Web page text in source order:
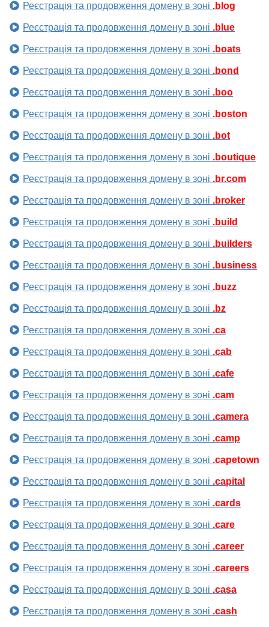
Реєстрація та продовження домену в зоні .blog
Реєстрація та продовження домену в зоні .blue
Реєстрація та продовження домену в зоні .boats
Реєстрація та продовження домену в зоні .bond
Реєстрація та продовження домену в зоні .boo
Реєстрація та продовження домену в зоні .boston
Реєстрація та продовження домену в зоні .bot
Реєстрація та продовження домену в зоні .boutique
Реєстрація та продовження домену в зоні .br.com
Реєстрація та продовження домену в зоні .broker
Реєстрація та продовження домену в зоні .build
Реєстрація та продовження домену в зоні .builders
Реєстрація та продовження домену в зоні .business
Реєстрація та продовження домену в зоні .buzz
Реєстрація та продовження домену в зоні .bz
Реєстрація та продовження домену в зоні .ca
Реєстрація та продовження домену в зоні .cab
Реєстрація та продовження домену в зоні .cafe
Реєстрація та продовження домену в зоні .cam
Реєстрація та продовження домену в зоні .camera
Реєстрація та продовження домену в зоні .camp
Реєстрація та продовження домену в зоні .capetown
Реєстрація та продовження домену в зоні .capital
Реєстрація та продовження домену в зоні .cards
Реєстрація та продовження домену в зоні .care
Реєстрація та продовження домену в зоні .career
Реєстрація та продовження домену в зоні .careers
Реєстрація та продовження домену в зоні .casa
Реєстрація та продовження домену в зоні .cash